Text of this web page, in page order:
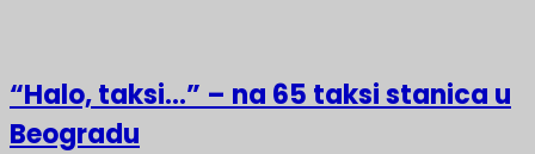
“Halo, taksi…” – na 65 taksi stanica u
Beogradu